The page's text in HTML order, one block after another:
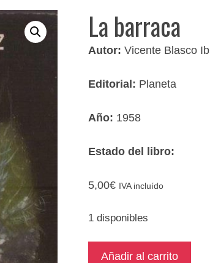
La barraca
Autor:Vicente Blasco
Editorial: Planeta
Año: 1958
Estado del libro:
5,00€ IVA incluído
1 disponibles
Añadir al carrito